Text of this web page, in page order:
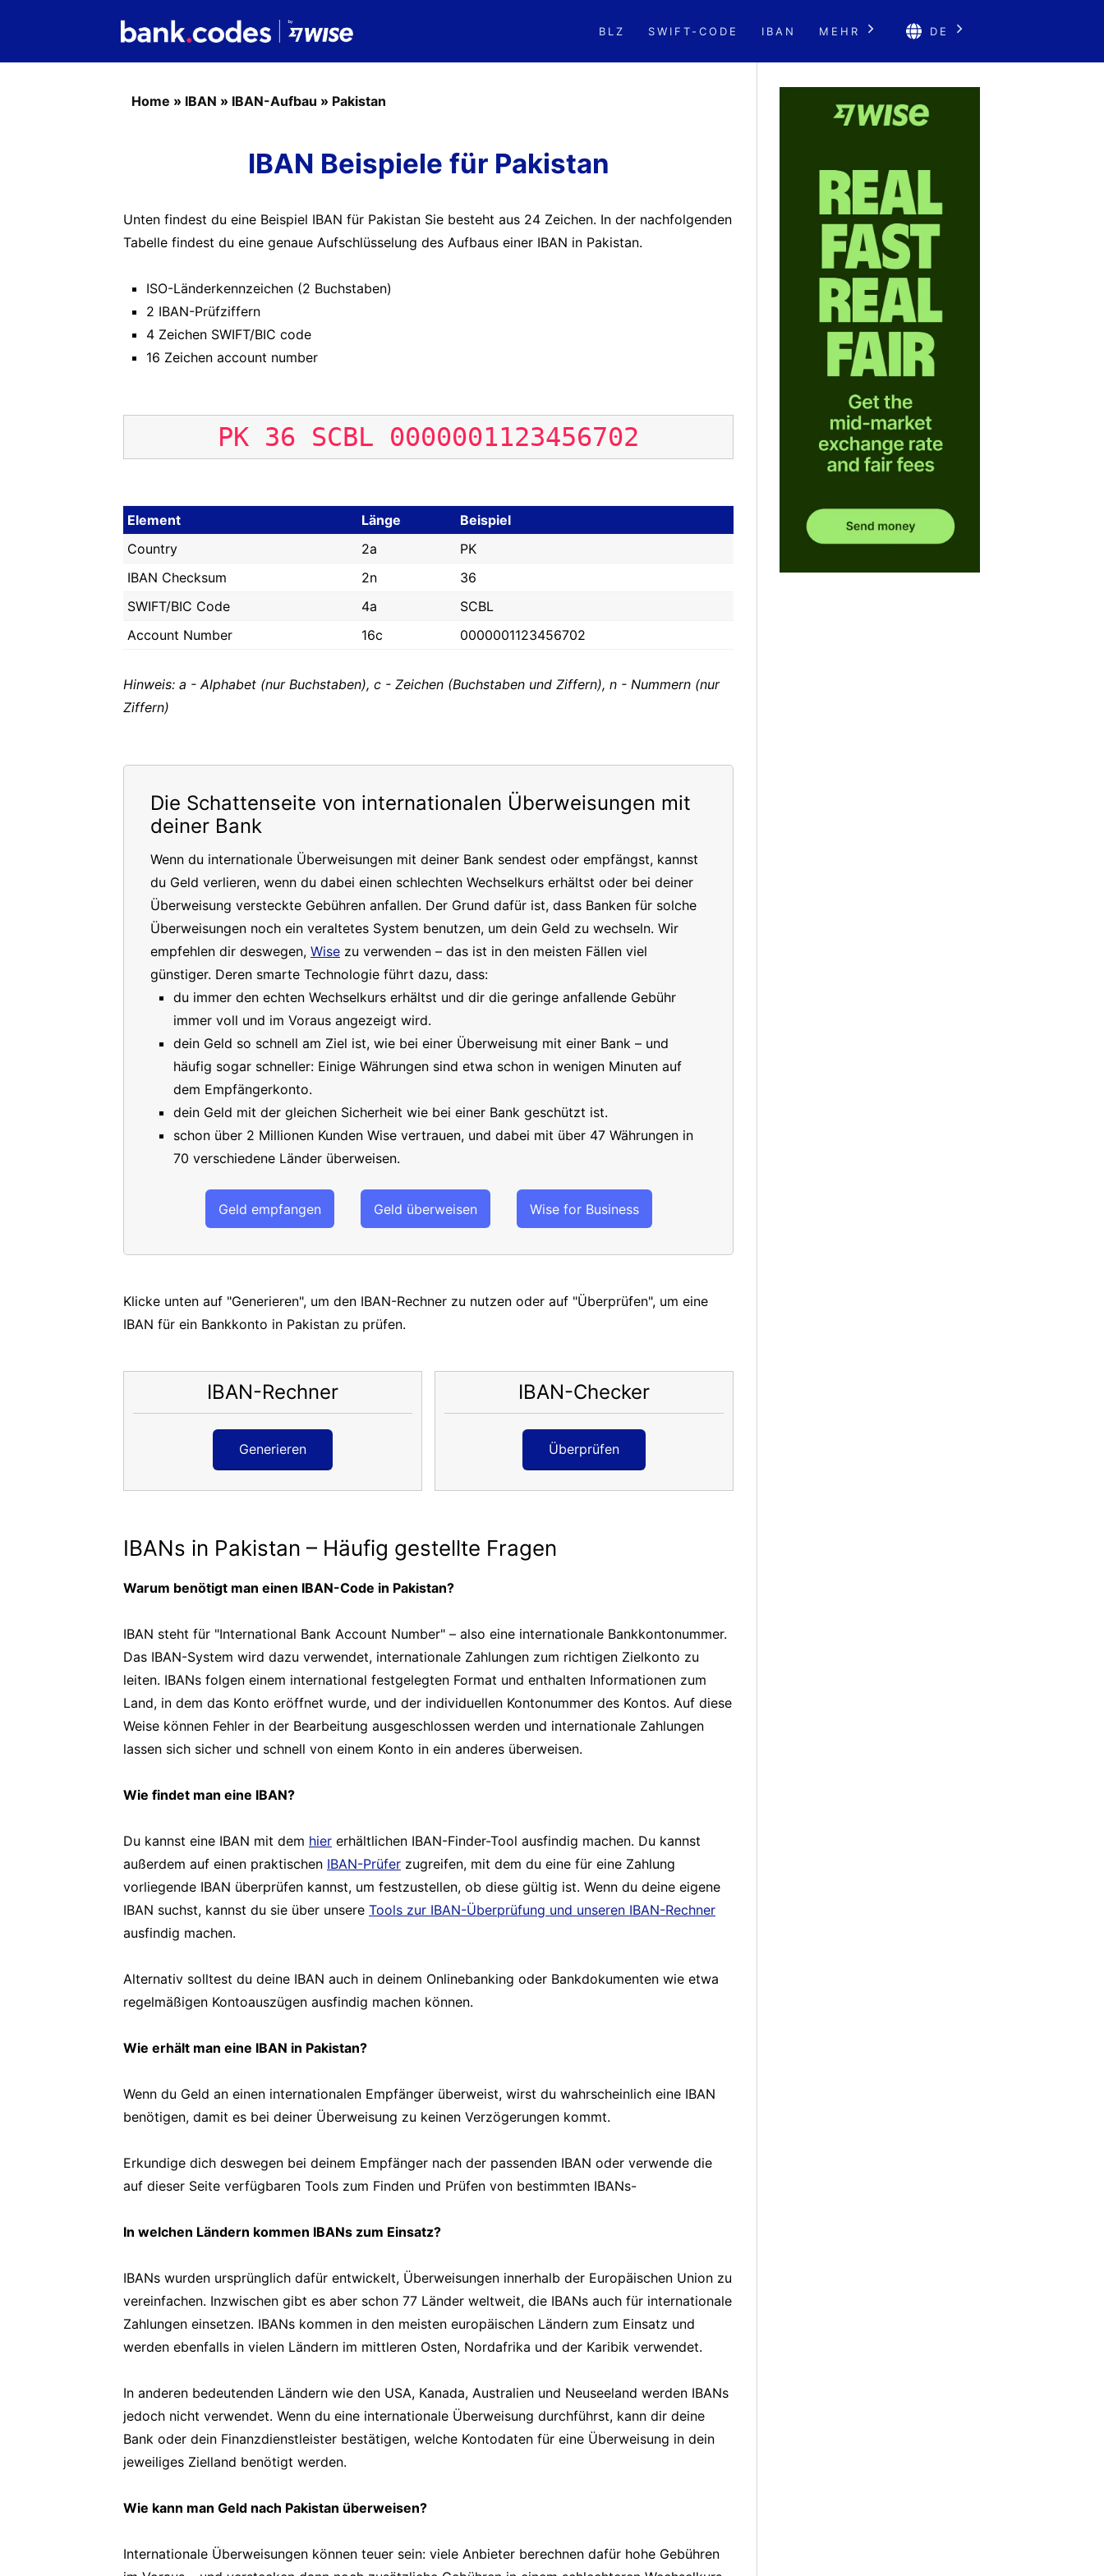
BLZ SWIFT-CODE IBAN MEHR DE
Home » IBAN » IBAN-Aufbau » Pakistan
IBAN Beispiele für Pakistan
Unten findest du eine Beispiel IBAN für Pakistan Sie besteht aus 24 Zeichen. In der nachfolgenden
Tabelle findest du eine genaue Aufschlüsselung des Aufbaus einer IBAN in Pakistan.
ISO-Länderkennzeichen (2 Buchstaben)
2 IBAN-Prüfziffern
4 Zeichen SWIFT/BIC code
16 Zeichen account number
PK 36 SCBL 0000001123456702
Element Länge
Beispiel
Country
2a
PK
IBAN Checksum
2n
36
SWIFT/BIC Code
4a
SCBL
Account Number
16c 0000001123456702
Hinweis: a - Alphabet (nur Buchstaben), c - Zeichen (Buchstaben und Ziffern), n - Nummern (nur
Ziffern)
Die Schattenseite von internationalen Überweisungen mit
deiner Bank
Wenn du internationale Überweisungen mit deiner Bank sendest oder empfängst, kannst
du Geld verlieren, wenn du dabei einen schlechten Wechselkurs erhältst oder bei deiner
Überweisung versteckte Gebühren anfallen. Der Grund dafür ist, dass Banken für solche
Überweisungen noch ein veraltetes System benutzen, um dein Geld zu wechseln. Wir
empfehlen dir deswegen, Wise zu verwenden – das ist in den meisten Fällen viel
günstiger. Deren smarte Technologie führt dazu, dass:
du immer den echten Wechselkurs erhältst und dir die geringe anfallende Gebühr
immer voll und im Voraus angezeigt wird.
dein Geld so schnell am Ziel ist, wie bei einer Überweisung mit einer Bank – und
häufig sogar schneller: Einige Währungen sind etwa schon in wenigen Minuten auf
dem Empfängerkonto.
dein Geld mit der gleichen Sicherheit wie bei einer Bank geschützt ist.
schon über 2 Millionen Kunden Wise vertrauen, und dabei mit über 47 Währungen in
70 verschiedene Länder überweisen.
Geld empfangen Geld überweisen Wise for Business
Klicke unten auf "Generieren", um den IBAN-Rechner zu nutzen oder auf "Überprüfen", um eine
IBAN für ein Bankkonto in Pakistan zu prüfen.
IBAN-Rechner
Generieren
IBAN-Checker
Überprüfen
IBANs in Pakistan – Häufig gestellte Fragen
Warum benötigt man einen IBAN-Code in Pakistan?
IBAN steht für "International Bank Account Number" – also eine internationale Bankkontonummer.
Das IBAN-System wird dazu verwendet, internationale Zahlungen zum richtigen Zielkonto zu
leiten. IBANs folgen einem international festgelegten Format und enthalten Informationen zum
Land, in dem das Konto eröffnet wurde, und der individuellen Kontonummer des Kontos. Auf diese
Weise können Fehler in der Bearbeitung ausgeschlossen werden und internationale Zahlungen
lassen sich sicher und schnell von einem Konto in ein anderes überweisen.
Wie findet man eine IBAN?
Du kannst eine IBAN mit dem hier erhältlichen IBAN-Finder-Tool ausfindig machen. Du kannst
außerdem auf einen praktischen IBAN-Prüfer zugreifen, mit dem du eine für eine Zahlung
vorliegende IBAN überprüfen kannst, um festzustellen, ob diese gültig ist. Wenn du deine eigene
IBAN suchst, kannst du sie über unsere Tools zur IBAN-Überprüfung und unseren IBAN-Rechner
ausfindig machen.
Alternativ solltest du deine IBAN auch in deinem Onlinebanking oder Bankdokumenten wie etwa
regelmäßigen Kontoauszügen ausfindig machen können.
Wie erhält man eine IBAN in Pakistan?
Wenn du Geld an einen internationalen Empfänger überweist, wirst du wahrscheinlich eine IBAN
benötigen, damit es bei deiner Überweisung zu keinen Verzögerungen kommt.
Erkundige dich deswegen bei deinem Empfänger nach der passenden IBAN oder verwende die
auf dieser Seite verfügbaren Tools zum Finden und Prüfen von bestimmten IBANs-
In welchen Ländern kommen IBANs zum Einsatz?
IBANs wurden ursprünglich dafür entwickelt, Überweisungen innerhalb der Europäischen Union zu
vereinfachen. Inzwischen gibt es aber schon 77 Länder weltweit, die IBANs auch für internationale
Zahlungen einsetzen. IBANs kommen in den meisten europäischen Ländern zum Einsatz und
werden ebenfalls in vielen Ländern im mittleren Osten, Nordafrika und der Karibik verwendet.
In anderen bedeutenden Ländern wie den USA, Kanada, Australien und Neuseeland werden IBANs
jedoch nicht verwendet. Wenn du eine internationale Überweisung durchführst, kann dir deine
Bank oder dein Finanzdienstleister bestätigen, welche Kontodaten für eine Überweisung in dein
jeweiliges Zielland benötigt werden.
Wie kann man Geld nach Pakistan überweisen?
Internationale Überweisungen können teuer sein: viele Anbieter berechnen dafür hohe Gebühren